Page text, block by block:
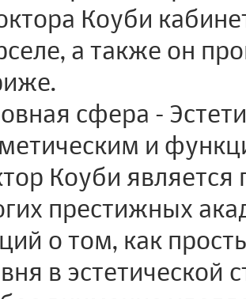
Коуби
а также он
сфера -
и
Коуби
престижных
о том, как
в эстетической